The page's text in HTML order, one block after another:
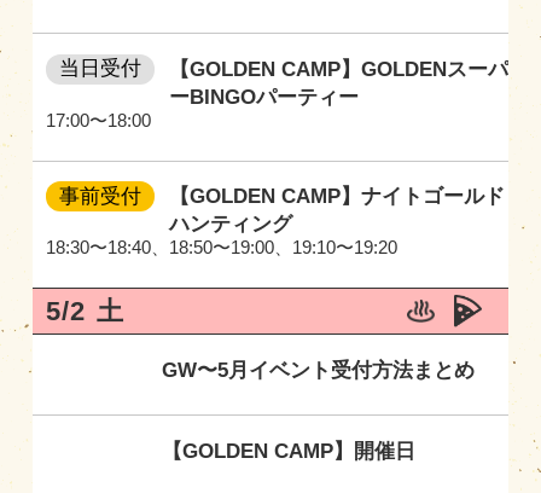
17:00〜18:00
当日受付
【GOLDEN CAMP】GOLDENスーパ
ーBINGOパーティー
18:30〜18:40、 18:50〜19:00、 19:10〜19:20
事前受付
【GOLDEN CAMP】ナイトゴールド
ハンティング
5/2 土
GW〜5月イベント受付方法まとめ
【GOLDEN CAMP】開催日